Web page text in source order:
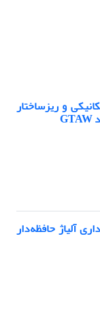
و ریزساختار
آلیاژ حافظه‌دار